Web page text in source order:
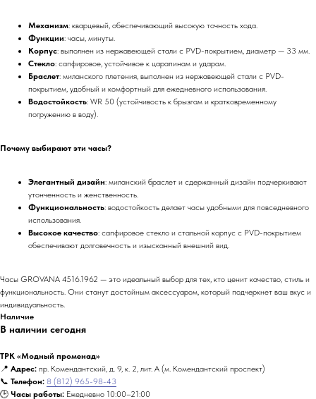
Механизм: кварцевый, обеспечивающий высокую точность хода.
Функции: часы, минуты.
Корпус: выполнен из нержавеющей стали с PVD-покрытием, диаметр — 33 мм.
Стекло: сапфировое, устойчивое к царапинам и ударам.
Браслет: миланского плетения, выполнен из нержавеющей стали с PVD-
покрытием, удобный и комфортный для ежедневного использования.
Водостойкость: WR 50 (устойчивость к брызгам и кратковременному
погружению в воду).
Почему выбирают эти часы?
Элегантный дизайн: миланский браслет и сдержанный дизайн подчеркивают
утонченность и женственность.
Функциональность: водостойкость делает часы удобными для повседневного
использования.
Высокое качество: сапфировое стекло и стальной корпус с PVD-покрытием
обеспечивают долговечность и изысканный внешний вид.
Часы GROVANA 4516.1962 — это идеальный выбор для тех, кто ценит качество, стиль и
функциональность. Они станут достойным аксессуаром, который подчеркнет ваш вкус и
индивидуальность.
Наличие
В наличии сегодня
ТРК «Модный променад»
📍 Адрес: пр. Комендантский, д. 9, к. 2, лит. А (м. Комендантский проспект)
📞 Телефон: 8 (812) 965-98-43
🕒 Часы работы: Ежедневно 10:00–21:00